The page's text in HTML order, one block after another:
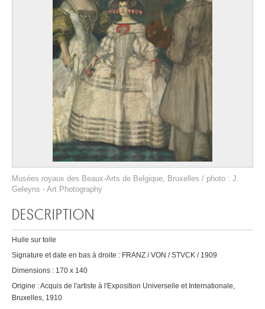
Musées royaux des Beaux-Arts de Belgique, Bruxelles / photo : J.
Geleyns - Art Photography
DESCRIPTION
Huile sur toile
Signature et date en bas à droite : FRANZ / VON / STVCK / 1909
Dimensions : 170 x 140
Origine : Acquis de l'artiste à l'Exposition Universelle et Internationale,
Bruxelles, 1910